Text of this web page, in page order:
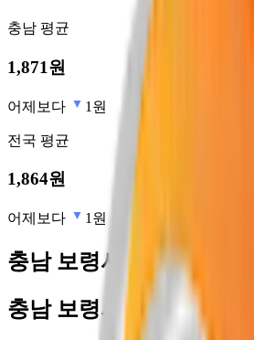
충남 평균
1,871원
어제보다 1원
전국 평균
1,864원
어제보다 1원
충남 보령시 최저가 주유소
충남 보령시 최저가 주유소